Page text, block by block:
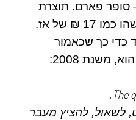
סופר פארם. תוצרת
₪ של אז.
כדי כך שכאמור
משנת 2008:
The
.
לשאול, להציץ מעבר